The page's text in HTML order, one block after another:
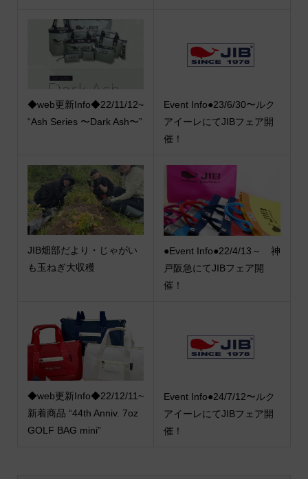
◆web更新Info◆22/11/12~
“Ash Series 〜Dark Ash〜”
Event Info●23/6/30〜ルク
アイーレにてJIBフェア開
催！
JIB畑部だより・じゃがい
も玉ねぎ大収穫
●Event Info●22/4/13～ 神
戸阪急にてJIBフェア開
催！
◆web更新Info◆22/12/11~
新着商品 “44th Anniv. 7oz
GOLF BAG mini”
Event Info●24/7/12〜ルク
アイーレにてJIBフェア開
催！